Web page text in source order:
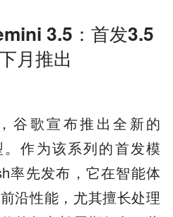
3.5：首发3.5
月推出
谷歌宣布推出全新的
作为该系列的首发模
率先发布，它在智能体
沿性能，尤其擅长处理